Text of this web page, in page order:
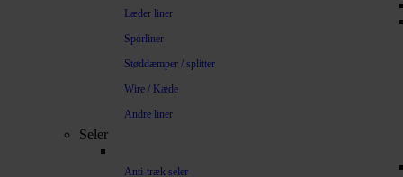
Læder liner
Sporliner
Støddæmper / splitter
Wire / Kæde
Andre liner
Seler
Anti-træk seler